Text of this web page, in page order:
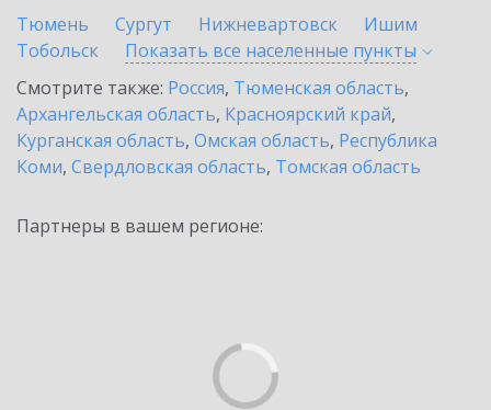
Тюмень
Сургут Нижневартовск
Ишим
Тобольск
Показать все населенные пункты
Смотрите также: Россия, Тюменская область,
Архангельская область, Красноярский край,
Курганская область, Омская область, Республика
Коми, Свердловская область, Томская область
Партнеры в вашем регионе: